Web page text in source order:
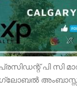
പി സി
ഗ്ലോബൽ